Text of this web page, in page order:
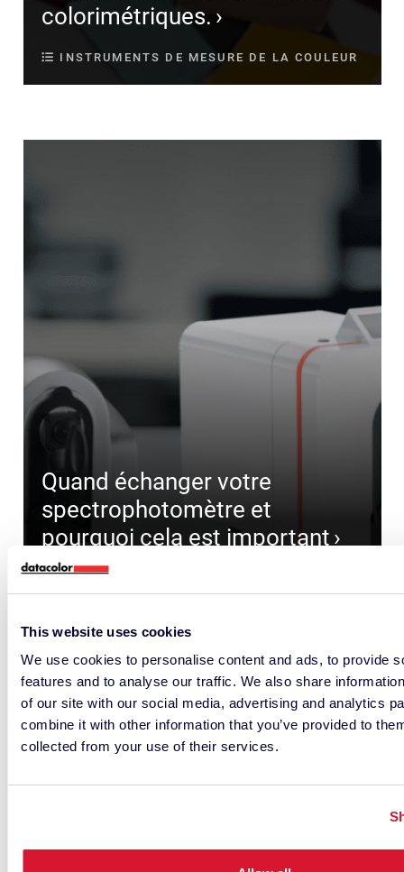
This website uses cookies
We use cookies to personalise content and ads, to provide
features and to analyse our traffic. We also share
of our site with our social media, advertising and analytics
combine it with other information that you’ve provided to
collected from your use of their services.
colorimétriques.
INSTRUMENTS DE MESURE DE LA COULEUR
Quand échanger votre
spectrophotomètre et
pourquoi cela est important
CHOISIR LA BONNE SOLUTION